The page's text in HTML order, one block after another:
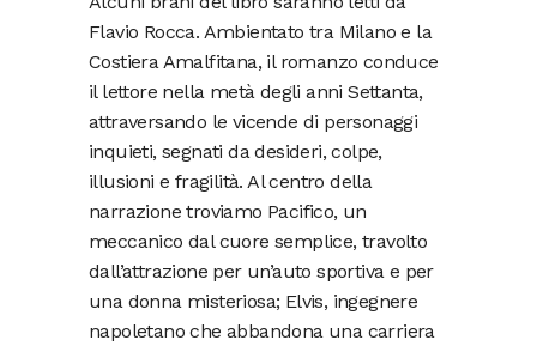
Flavio Rocca. Ambientato tra Milano e la
Costiera Amalfitana, il romanzo conduce
il lettore nella metà degli anni Settanta,
attraversando le vicende di personaggi
inquieti, segnati da desideri, colpe,
illusioni e fragilità. Al centro della
narrazione troviamo Pacifico, un
meccanico dal cuore semplice, travolto
dall’attrazione per un’auto sportiva e per
una donna misteriosa; Elvis, ingegnere
napoletano che abbandona una carriera